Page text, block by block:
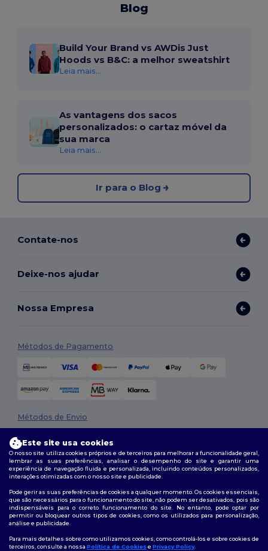
Blog
Build Your Brand vs AWDis Just
Hoods vs B&C: a melhor sweatshirt
Leia mais...
As vantagens dos sacos
personalizados: o cartaz móvel da
sua marca
Leia mais...
Ir para o Blog
Contate-nos
Deixe-nos ajudar
Nossa Empresa
Métodos de Pagamento
Métodos de Envio
Siga-nos
Este site usa cookies
O nosso site utiliza cookies próprios e de terceiros para melhorar a funcionalidade geral,
lembrar as suas preferências, analisar o desempenho do site e garantir uma
experiência de navegação fluida e personalizada, incluindo conteúdos personalizados,
interações otimizadas com o nosso site e publicidade.
Pode gerir as suas preferências de cookies a qualquer momento. Os cookies essenciais,
que são necessários para o funcionamento do site, não podem ser desativados, pois são
indispensáveis para o correto funcionamento do site. No entanto, pode optar por
permitir ou bloquear outros tipos de cookies, como os utilizados para personalização,
análise e publicidade.
Para mais detalhes sobre como utilizamos cookies, como controlá-los e sobre cookies de
terceiros, consulte a nossa Política de Cookiese Privacy Policy.